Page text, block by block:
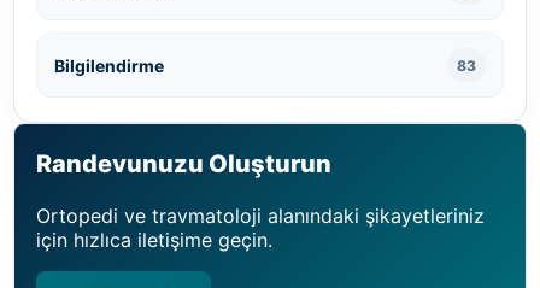
Bilgilendirme 83
Randevunuzu Oluşturun
Ortopedi ve travmatoloji alanındaki şikayetleriniz
için hızlıca iletişime geçin.